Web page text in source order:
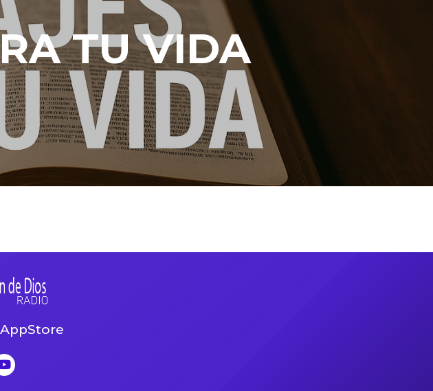
TU VIDA
AppStore